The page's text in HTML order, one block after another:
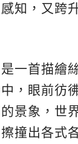
知，又跨
是一首描繪
，眼前彷
景象，世
撞出各式